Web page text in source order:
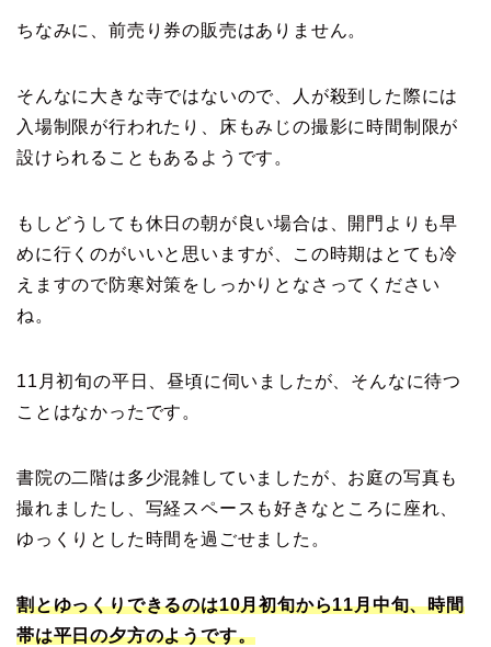
ちなみに、前売り券の販売はありません。
そんなに大きな寺ではないので、人が殺到した際には
入場制限が行われたり、床もみじの撮影に時間制限が
設けられることもあるようです。
もしどうしても休日の朝が良い場合は、開門よりも早
めに行くのがいいと思いますが、この時期はとても冷
えますので防寒対策をしっかりとなさってください
ね。
11月初旬の平日、昼頃に伺いましたが、そんなに待つ
ことはなかったです。
書院の二階は多少混雑していましたが、お庭の写真も
撮れましたし、写経スペースも好きなところに座れ、
ゆっくりとした時間を過ごせました。
割とゆっくりできるのは10月初旬から11月中旬、時間
帯は平日の夕方のようです。